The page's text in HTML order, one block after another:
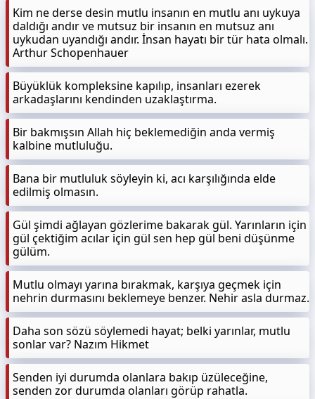
Kim ne derse desin mutlu insanın en mutlu anı uykuya
daldığı andır ve mutsuz bir insanın en mutsuz anı
uykudan uyandığı andır. İnsan hayatı bir tür hata olmalı.
Arthur Schopenhauer
Büyüklük kompleksine kapılıp, insanları ezerek
arkadaşlarını kendinden uzaklaştırma.
Bir bakmışsın Allah hiç beklemediğin anda vermiş
kalbine mutluluğu.
Bana bir mutluluk söyleyin ki, acı karşılığında elde
edilmiş olmasın.
Gül şimdi ağlayan gözlerime bakarak gül. Yarınların için
gül çektiğim acılar için gül sen hep gül beni düşünme
gülüm.
Mutlu olmayı yarına bırakmak, karşıya geçmek için
nehrin durmasını beklemeye benzer. Nehir asla durmaz.
Daha son sözü söylemedi hayat; belki yarınlar, mutlu
sonlar var? Nazım Hikmet
Senden iyi durumda olanlara bakıp üzüleceğine,
senden zor durumda olanları görüp rahatla.